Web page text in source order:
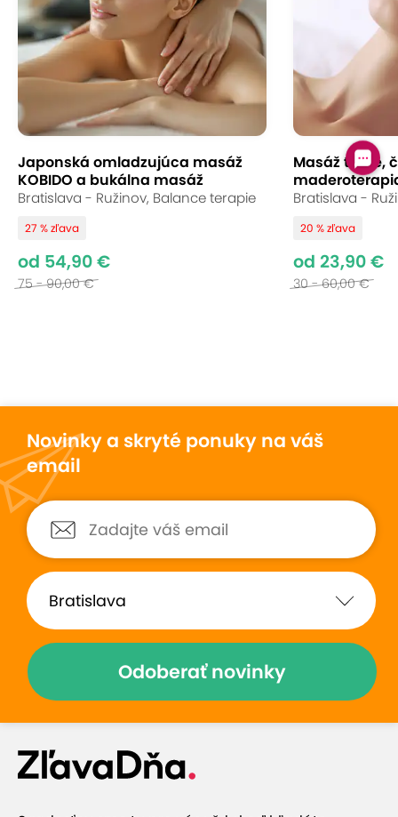
Japonská omladzujúca masáž
KOBIDO a bukálna masáž
Bratislava - Ružinov, Balance terapie
27 % zľava
od 54,90 €
75 - 90,00 €
Masáž tváre,
Bratislava -
20 % zľava
od 23,90 €
30 - 60,00 €
Novinky a skryté ponuky na váš
email
Odoberať novinky